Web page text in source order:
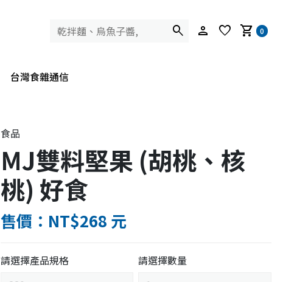
search person favorite shopping_cart 0
台灣食雜通信
食品
MJ雙料堅果 (胡桃、核
桃) 好食
售價：NT$268 元
請選擇產品規格 請選擇數量